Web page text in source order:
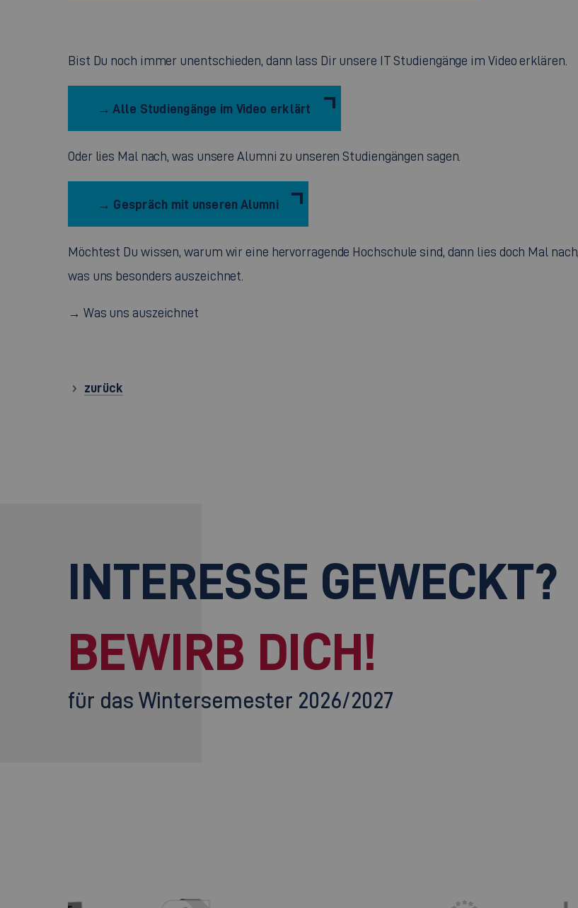
Bist Du noch immer unentschieden, dann lass Dir unsere IT Studiengänge im Video erklären.
→ Alle Studiengänge im Video erklärt
Oder lies Mal nach, was unsere Alumni zu unseren Studiengängen sagen.
→ Gespräch mit unseren Alumni
Möchtest Du wissen, warum wir eine hervorragende Hochschule sind, dann lies doch Mal nach,
was uns besonders auszeichnet.
→ Was uns auszeichnet
zurück
INTERESSE GEWECKT?
BEWIRB DICH!
für das Wintersemester 2026/2027